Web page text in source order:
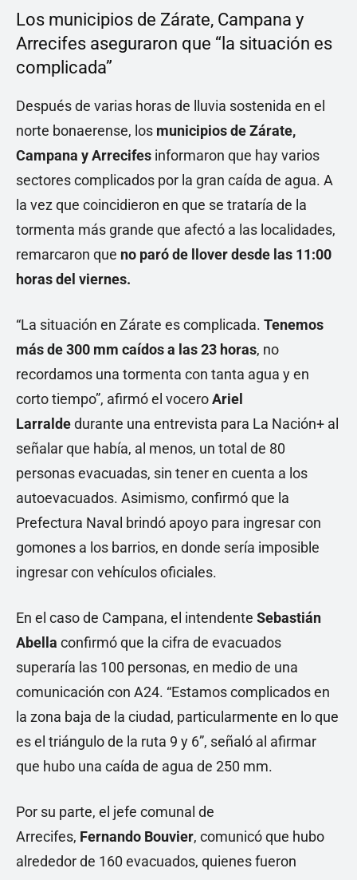
Los municipios de Zárate, Campana y
Arrecifes aseguraron que “la situación es
complicada”
Después de varias horas de lluvia sostenida en el
norte bonaerense, los municipios de Zárate,
Campana y Arrecifes informaron que hay varios
sectores complicados por la gran caída de agua. A
la vez que coincidieron en que se trataría de la
tormenta más grande que afectó a las localidades,
remarcaron que no paró de llover desde las 11:00
horas del viernes.
“La situación en Zárate es complicada. Tenemos
más de 300 mm caídos a las 23 horas, no
recordamos una tormenta con tanta agua y en
corto tiempo”, afirmó el voceroAriel
Larraldedurante una entrevista para La Nación+ al
señalar que había, al menos, un total de 80
personas evacuadas, sin tener en cuenta a los
autoevacuados. Asimismo, confirmó que la
Prefectura Naval brindó apoyo para ingresar con
gomones a los barrios, en donde sería imposible
ingresar con vehículos oficiales.
En el caso de Campana, el intendente Sebastián
Abella confirmó que la cifra de evacuados
superaría las 100 personas, en medio de una
comunicación con A24. “Estamos complicados en
la zona baja de la ciudad, particularmente en lo que
es el triángulo de la ruta 9 y 6”, señaló al afirmar
que hubo una caída de agua de 250 mm.
Por su parte, el jefe comunal de
Arrecifes, Fernando Bouvier, comunicó que hubo
alrededor de 160 evacuados, quienes fueron